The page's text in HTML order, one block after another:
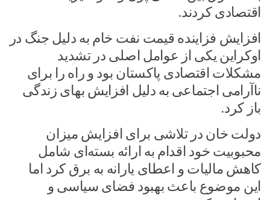
اقتصادی کردند.
افزایش فزاینده قیمت نفت خام به دلیل جنگ در
اوکراین یکی از عوامل اصلی در تشدید
مشکلات اقتصادی پاکستان بود و راه را برای
ناآرامی اجتماعی به دلیل افزایش بهای زندگی
باز کرد.
دولت خان در تلاشی برای افزایش میزان
محبوبیت خود اقدام به ارائه بسته‌ای شامل
کاهش مالیات و اعطای یارانه به برق کرد اما
این موضوع باعث بهبود فضای سیاسی و